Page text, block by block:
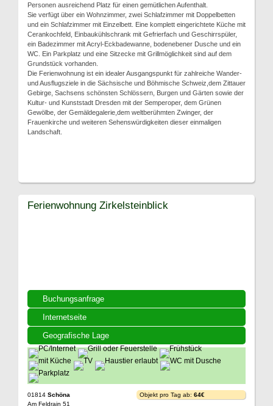
Personen ausreichend Platz für einen gemütlichen Aufenthalt.
Sie verfügt über ein Wohnzimmer, zwei Schlafzimmer mit Doppelbetten
und ein Schlafzimmer mit Einzelbett. Eine komplett eingerichtete Küche mit
Cerankochfeld, Einbaukühlschrank mit Gefrierfach und Geschirrspüler,
ein Badezimmer mit Acryl-Eckbadewanne, bodenebener Dusche und ein
WC. Ein Parkplatz und eine Sitzecke mit Grillmöglichkeit sind auf dem
Grundstück vorhanden.
Die Ferienwohnung ist ein idealer Ausgangspunkt für zahlreiche Wander-
und Ausflugsziele in die Sächsische und Böhmische Schweiz,dem Zittauer
Gebirge, Sachsens schönsten Schlössern, Burgen und Gärten sowie der
Kultur- und Kunststadt Dresden mit der Semperoper, dem Grünen
Gewölbe, der Gemäldegalerie,dem weltberühmten Zwinger, der
Frauenkirche und weiteren Sehenswürdigkeiten dieser einmaligen
Landschaft.
Buchungsanfrage
Internetseite
Geografische Lage
Ferienwohnung Zirkelsteinblick
01814 Schöna
Am Feldrain 51
Objekt pro Tag ab: 64€